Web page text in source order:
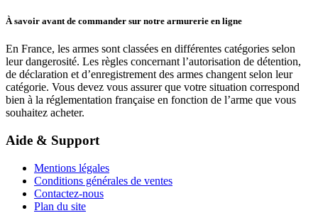
À savoir avant de commander sur notre armurerie en ligne
En France, les armes sont classées en différentes catégories selon
leur dangerosité. Les règles concernant l’autorisation de détention,
de déclaration et d’enregistrement des armes changent selon leur
catégorie. Vous devez vous assurer que votre situation correspond
bien à la réglementation française en fonction de l’arme que vous
souhaitez acheter.
Aide & Support
Mentions légales
Conditions générales de ventes
Contactez-nous
Plan du site